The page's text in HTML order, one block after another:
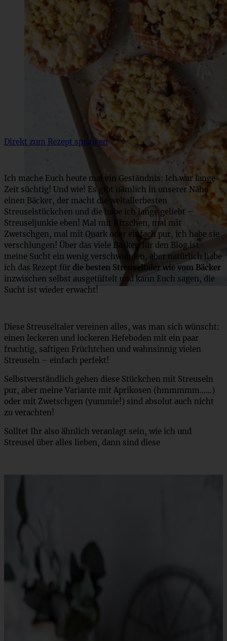
Direkt zum Rezept springen
Ich mache Euch heute mal ein Geständnis: Ich war lange
Zeit süchtig! Und wie! Es gibt nämlich in unserer Nähe
einen Bäcker, der macht die weltallerbesten
Streuselstückchen und die habe ich lange geliebt –
Streuseljunkie eben! Mal mit Kirschen, mal mit
Zwetschgen, mal mit Quark oder einfach pur, ich habe sie
verschlungen! Über das viele Backen für den Blog ist
meine Sucht ein wenig verschwunden, aber natürlich habe
ich das Rezept für die besten Streuseltaler wie vom Bäcker
inzwischen selbst ausgetüftelt und kann Euch sagen, die
Sucht ist wieder erwacht!
Diese Streuseltaler vereinen alles, was man sich wünscht:
einen leckeren und lockeren Hefeboden mit ein paar
fruchtig, saftigen Früchtchen und wahnsinnig vielen
Streuseln – einfach perfekt!
Selbstverständlich gehen diese Stückchen mit Streuseln
pur, aber meine Variante mit Aprikosen (hmmmmm……)
oder mit Zwetschgen (yummie!) sind absolut auch nicht
zu verachten!
Solltet Ihr also ähnlich veranlagt sein, wie ich und
Streusel über alles lieben, dann sind diese